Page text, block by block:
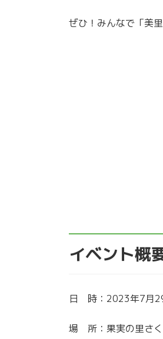
ぜひ！みんなで「美
イベント概
日 時：2023年7月29
場 所：果実の里さ